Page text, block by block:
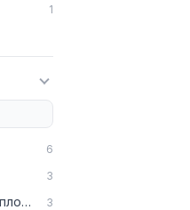
1
6
3
Тем, кто хочет получить диплом, чтобы работать официально 3